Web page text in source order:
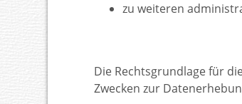
zu weiteren
Die Rechtsgrundlage für
Zwecken zur